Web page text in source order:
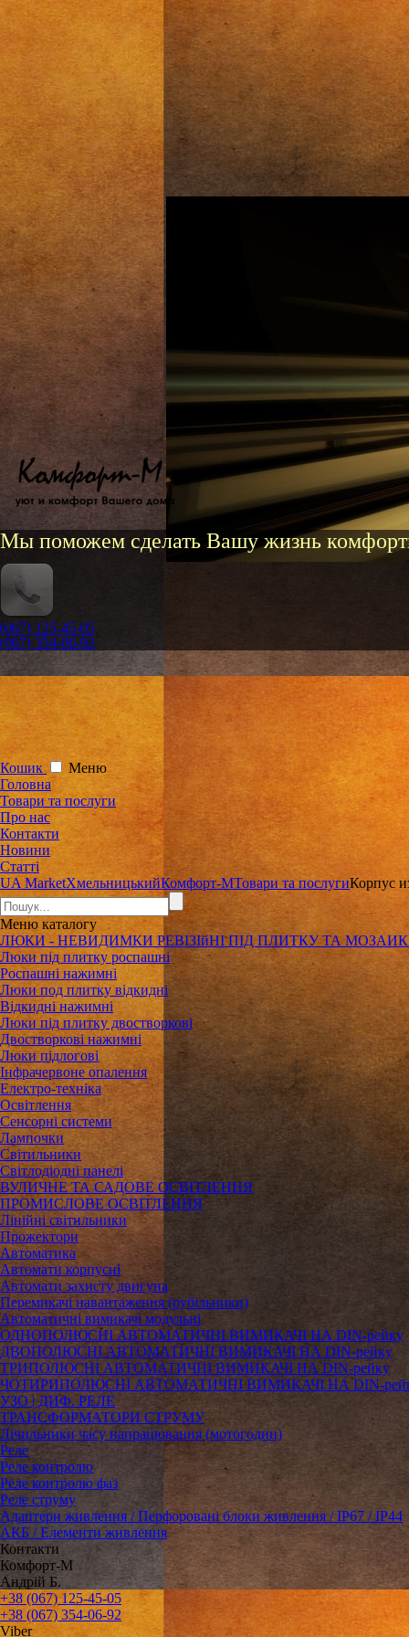
Мы поможем сделать Вашу жизнь
(067) 125-45-05
(067) 354-06-92
Кошик
Меню
Головна
Товари та послуги
Про нас
Контакти
Новини
Статті
UA MarketХмельницькийКомфорт-МТовари та послугиКорпус
Менюкаталогу
ЛЮКИ - НЕВИДИМКИ РЕВІЗІйНІ ПІД ПЛИТКУ ТА
Люки під плитку роспашні
Роспашні нажимні
Люки под плитку відкидні
Відкидні нажимні
Люки під плитку двостворкові
Двостворкові нажимні
Люки підлогові
Інфрачервоне опалення
Електро-техніка
Освітлення
Сенсорні системи
Лампочки
Світильники
Світлодіодні панелі
ВУЛИЧНЕ ТА САДОВЕ ОСВІТЛЕННЯ
ПРОМИСЛОВЕ ОСВІТЛЕННЯ
Лінійні світильники
Прожектори
Автоматика
Автомати корпусні
Автомати захисту двигуна
Перемикачі навантаження (рубільники)
Автоматичні вимикачі модульні
ОДНОПОЛЮСНІ АВТОМАТИЧНІ ВИМИКАЧІ НА DIN-рейку
ДВОПОЛЮСНІ АВТОМАТИЧНІ ВИМИКАЧІ НА DIN-рейку
ТРИПОЛЮСНІ АВТОМАТИЧНІ ВИМИКАЧІ НА DIN-рейку
ЧОТИРИПОЛЮСНІ АВТОМАТИЧНІ ВИМИКАЧІ НА DIN-
УЗО | ДИФ. РЕЛЕ
ТРАНСФОРМАТОРИ СТРУМУ
Лічильники часу напрацювання (мотогодин)
Реле
Реле контролю
Реле контролю фаз
Реле струму
Адаптери живлення / Перфоровані блоки живлення / IP67 / IP44
АКБ / Елементи живлення
Контакти
Комфорт-М
Андрій Б.
+38 (067) 125-45-05
+38 (067) 354-06-92
Viber